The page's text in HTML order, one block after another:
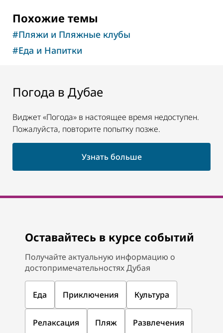
Похожие темы
#Пляжи и Пляжные клубы
#Еда и Напитки
Погода в Дубае
Виджет «Погода» в настоящее время недоступен.
Пожалуйста, повторите попытку позже.
Узнать больше
Оставайтесь в курсе событий
Получайте актуальную информацию о
достопримечательностях Дубая
Еда Приключения Культура
Релаксация Пляж Развлечения